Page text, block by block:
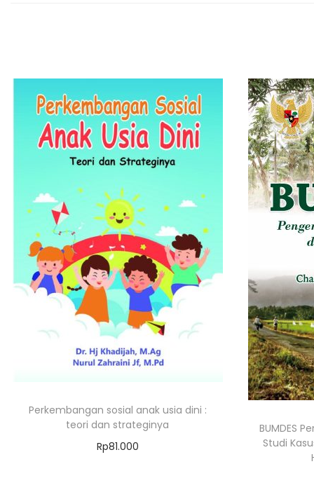
Perkembangan sosial anak usia dini :
teori dan strateginya
Rp81.000
BUMDES
Studi